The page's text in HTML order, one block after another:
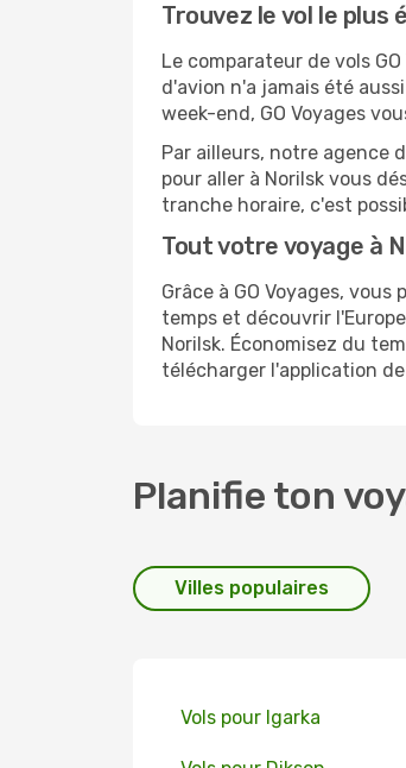
Trouvez le vol le plus
Le comparateur de vols
d'avion n'a jamais été
week-end, GO Voyages
Par ailleurs, notre agence
pour aller à Norilsk vous
tranche horaire, c'est
Tout votre voyage à
Grâce à GO Voyages,
temps et découvrir
Norilsk. Économisez du
télécharger l'application
Planifie ton
Villes populaires
Vols pour Igarka